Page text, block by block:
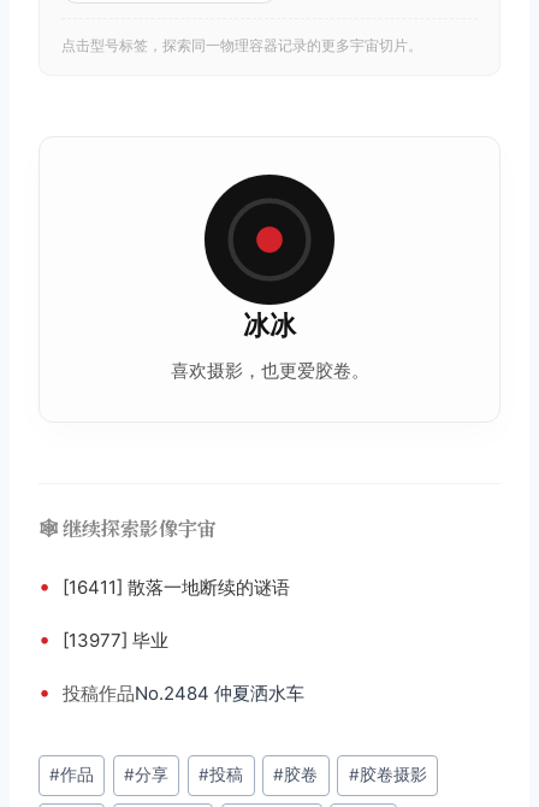
点击型号标签，探索同一物理容器记录的更多宇宙切片。
冰冰
喜欢摄影，也更爱胶卷。
🕸️ 继续探索影像宇宙
• [16411] 散落一地断续的谜语
• [13977] 毕业
• 投稿作品No.2484 仲夏洒水车
文
章
#作品 #分享 #投稿 #胶卷 #胶卷摄影